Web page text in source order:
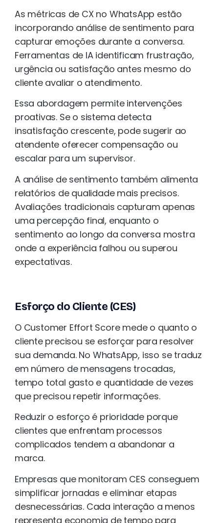
As métricas de CX no WhatsApp estão
incorporando análise de sentimento para
capturar emoções durante a conversa.
Ferramentas de IA identificam frustração,
urgência ou satisfação antes mesmo do
cliente avaliar o atendimento.
Essa abordagem permite intervenções
proativas. Se o sistema detecta
insatisfação crescente, pode sugerir ao
atendente oferecer compensação ou
escalar para um supervisor.
A análise de sentimento também alimenta
relatórios de qualidade mais precisos.
Avaliações tradicionais capturam apenas
uma percepção final, enquanto o
sentimento ao longo da conversa mostra
onde a experiência falhou ou superou
expectativas.
Esforço do Cliente (CES)
O Customer Effort Score mede o quanto o
cliente precisou se esforçar para resolver
sua demanda. No WhatsApp, isso se traduz
em número de mensagens trocadas,
tempo total gasto e quantidade de vezes
que precisou repetir informações.
Reduzir o esforço é prioridade porque
clientes que enfrentam processos
complicados tendem a abandonar a
marca.
Empresas que monitoram CES conseguem
simplificar jornadas e eliminar etapas
desnecessárias. Cada interação a menos
representa economia de tempo para